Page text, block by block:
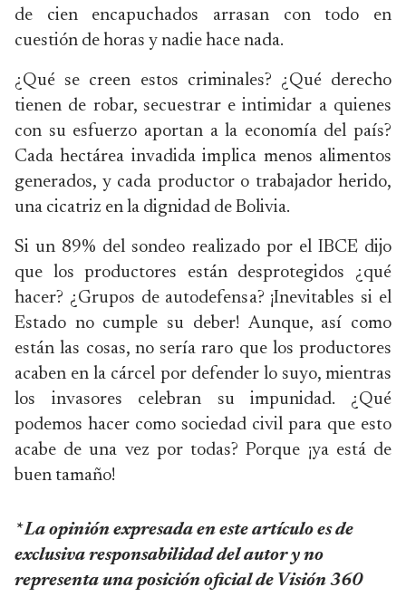
de cien encapuchados arrasan con todo en
cuestión de horas y nadie hace nada.
¿Qué se creen estos criminales? ¿Qué derecho
tienen de robar, secuestrar e intimidar a quienes
con su esfuerzo aportan a la economía del país?
Cada hectárea invadida implica menos alimentos
generados, y cada productor o trabajador herido,
una cicatriz en la dignidad de Bolivia.
Si un 89% del sondeo realizado por el IBCE dijo
que los productores están desprotegidos ¿qué
hacer? ¿Grupos de autodefensa? ¡Inevitables si el
Estado no cumple su deber! Aunque, así como
están las cosas, no sería raro que los productores
acaben en la cárcel por defender lo suyo, mientras
los invasores celebran su impunidad. ¿Qué
podemos hacer como sociedad civil para que esto
acabe de una vez por todas? Porque ¡ya está de
buen tamaño!
* La opinión expresada en este artículo es de
exclusiva responsabilidad del autor y no
representa una posición oficial de Visión 360